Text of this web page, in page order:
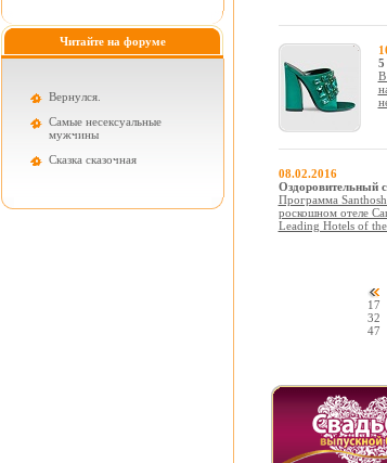
Читайте на форуме
Вернулся.
Самые несексуальные
мужчины
Cказка сказочная
5
В
08.02.2016
Оздоровительный
Программа
роскошном отеле
Leading Hotels of the
17
32
47